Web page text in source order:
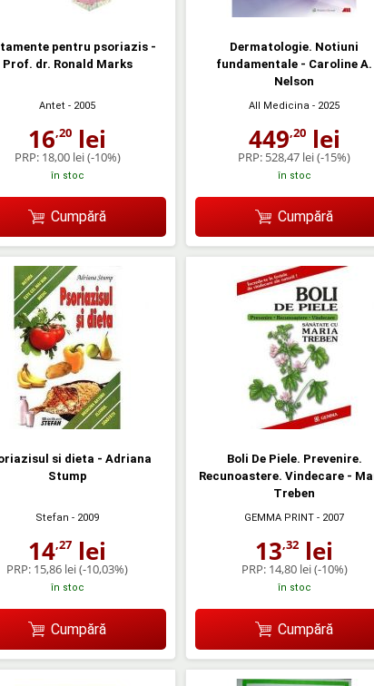
pentru psoriazis -
Prof. dr. Ronald Marks
Antet - 2005
16,20 lei
PRP: 18,00 lei(-10%)
în stoc
Cumpără
Dermatologie. Notiuni
fundamentale - Caroline A.
Nelson
All Medicina - 2025
449,20lei
PRP: 528,47 lei(-15%)
în stoc
Cumpără
si dieta - Adriana
Stump
Stefan - 2009
14,27 lei
PRP: 15,86 lei(-10,03%)
în stoc
Cumpără
Boli De Piele. Prevenire.
Recunoastere. Vindecare -
Treben
GEMMA PRINT - 2007
13,32 lei
PRP: 14,80 lei(-10%)
în stoc
Cumpără